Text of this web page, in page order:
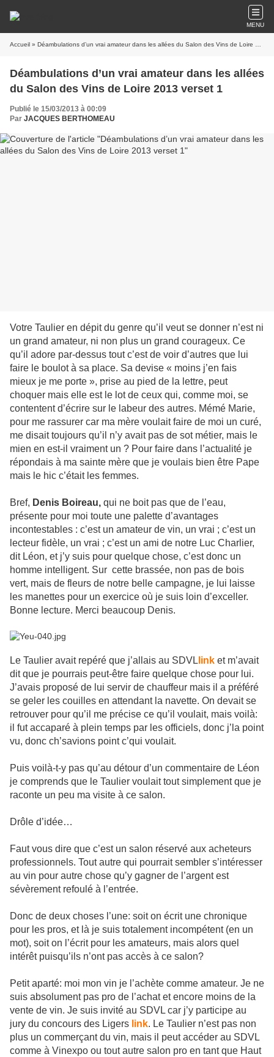
MENU
Accueil » Déambulations d’un vrai amateur dans les allées du Salon des Vins de Loire 2013 verset 1
Déambulations d’un vrai amateur dans les allées
du Salon des Vins de Loire 2013 verset 1
Publié le 15/03/2013 à 00:09
Par JACQUES BERTHOMEAU
Votre Taulier en dépit du genre qu’il veut se donner n’est ni
un grand amateur, ni non plus un grand courageux. Ce
qu’il adore par-dessus tout c’est de voir d’autres que lui
faire le boulot à sa place. Sa devise « moins j’en fais
mieux je me porte », prise au pied de la lettre, peut
choquer mais elle est le lot de ceux qui, comme moi, se
contentent d’écrire sur le labeur des autres. Mémé Marie,
pour me rassurer car ma mère voulait faire de moi un curé,
me disait toujours qu’il n’y avait pas de sot métier, mais le
mien en est-il vraiment un ? Pour faire dans l’actualité je
répondais à ma sainte mère que je voulais bien être Pape
mais le hic c’était les femmes.
Bref, Denis Boireau, qui ne boit pas que de l’eau,
présente pour moi toute une palette d’avantages
incontestables : c’est un amateur de vin, un vrai ; c’est un
lecteur fidèle, un vrai ; c’est un ami de notre Luc Charlier,
dit Léon, et j’y suis pour quelque chose, c’est donc un
homme intelligent. Sur cette brassée, non pas de bois
vert, mais de fleurs de notre belle campagne, je lui laisse
les manettes pour un exercice où je suis loin d’exceller.
Bonne lecture. Merci beaucoup Denis.
Le Taulier avait repéré que j’allais au SDVL link et m’avait
dit que je pourrais peut-être faire quelque chose pour lui.
J’avais proposé de lui servir de chauffeur mais il a préféré
se geler les couilles en attendant la navette. On devait se
retrouver pour qu’il me précise ce qu’il voulait, mais voilà:
il fut accaparé à plein temps par les officiels, donc j’la point
vu, donc ch’savions point c’qui voulait.
Puis voilà-t-y pas qu’au détour d’un commentaire de Léon
je comprends que le Taulier voulait tout simplement que je
raconte un peu ma visite à ce salon.
Drôle d’idée…
Faut vous dire que c’est un salon réservé aux acheteurs
professionnels. Tout autre qui pourrait sembler s’intéresser
au vin pour autre chose qu’y gagner de l’argent est
sévèrement refoulé à l’entrée.
Donc de deux choses l’une: soit on écrit une chronique
pour les pros, et là je suis totalement incompétent (en un
mot), soit on l’écrit pour les amateurs, mais alors quel
intérêt puisqu’ils n’ont pas accès à ce salon?
Petit aparté: moi mon vin je l’achète comme amateur. Je ne
suis absolument pas pro de l’achat et encore moins de la
vente de vin. Je suis invité au SDVL car j’y participe au
jury du concours des Ligers link. Le Taulier n’est pas non
plus un commerçant du vin, mais il peut accéder au SDVL
comme à Vinexpo ou tout autre salon pro en tant que Haut